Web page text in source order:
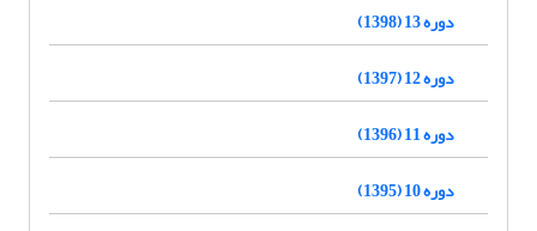
دوره 13 (1398)
دوره 12 (1397)
دوره 11 (1396)
دوره 10 (1395)